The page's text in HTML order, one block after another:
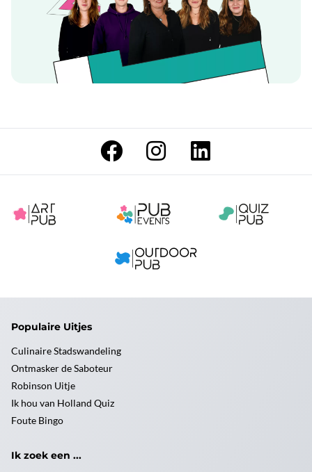
Populaire Uitjes
Culinaire Stadswandeling
Ontmasker de Saboteur
Robinson Uitje
Ik hou van Holland Quiz
Foute Bingo
Ik zoek een ...